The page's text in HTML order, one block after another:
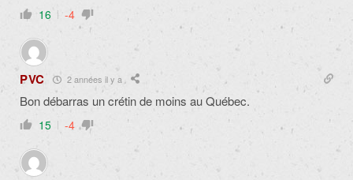
16 -4
PVC 2 années il y a
Bon débarras un crétin de moins au Québec.
15 -4